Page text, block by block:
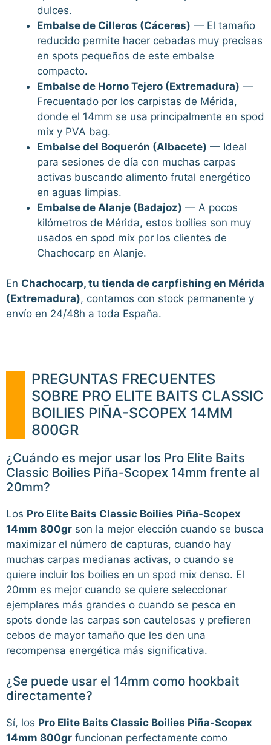
dulces.
Embalse de Cilleros (Cáceres) — El tamaño
reducido permite hacer cebadas muy precisas
en spots pequeños de este embalse
compacto.
Embalse de Horno Tejero (Extremadura) —
Frecuentado por los carpistas de Mérida,
donde el 14mm se usa principalmente en spod
mix y PVA bag.
Embalse del Boquerón (Albacete) — Ideal
para sesiones de día con muchas carpas
activas buscando alimento frutal energético
en aguas limpias.
Embalse de Alanje (Badajoz) — A pocos
kilómetros de Mérida, estos boilies son muy
usados en spod mix por los clientes de
Chachocarp en Alanje.
En Chachocarp, tu tienda de carpfishing en Mérida
(Extremadura), contamos con stock permanente y
envío en 24/48h a toda España.
PREGUNTAS FRECUENTES
SOBRE PRO ELITE BAITS CLASSIC
BOILIES PIÑA-SCOPEX 14MM
800GR
¿Cuándo es mejor usar los Pro Elite Baits
Classic Boilies Piña-Scopex 14mm frente al
20mm?
Los Pro Elite Baits Classic Boilies Piña-Scopex
14mm 800gr son la mejor elección cuando se busca
maximizar el número de capturas, cuando hay
muchas carpas medianas activas, o cuando se
quiere incluir los boilies en un spod mix denso. El
20mm es mejor cuando se quiere seleccionar
ejemplares más grandes o cuando se pesca en
spots donde las carpas son cautelosas y prefieren
cebos de mayor tamaño que les den una
recompensa energética más significativa.
¿Se puede usar el 14mm como hookbait
directamente?
Sí, los Pro Elite Baits Classic Boilies Piña-Scopex
14mm 800gr funcionan perfectamente como